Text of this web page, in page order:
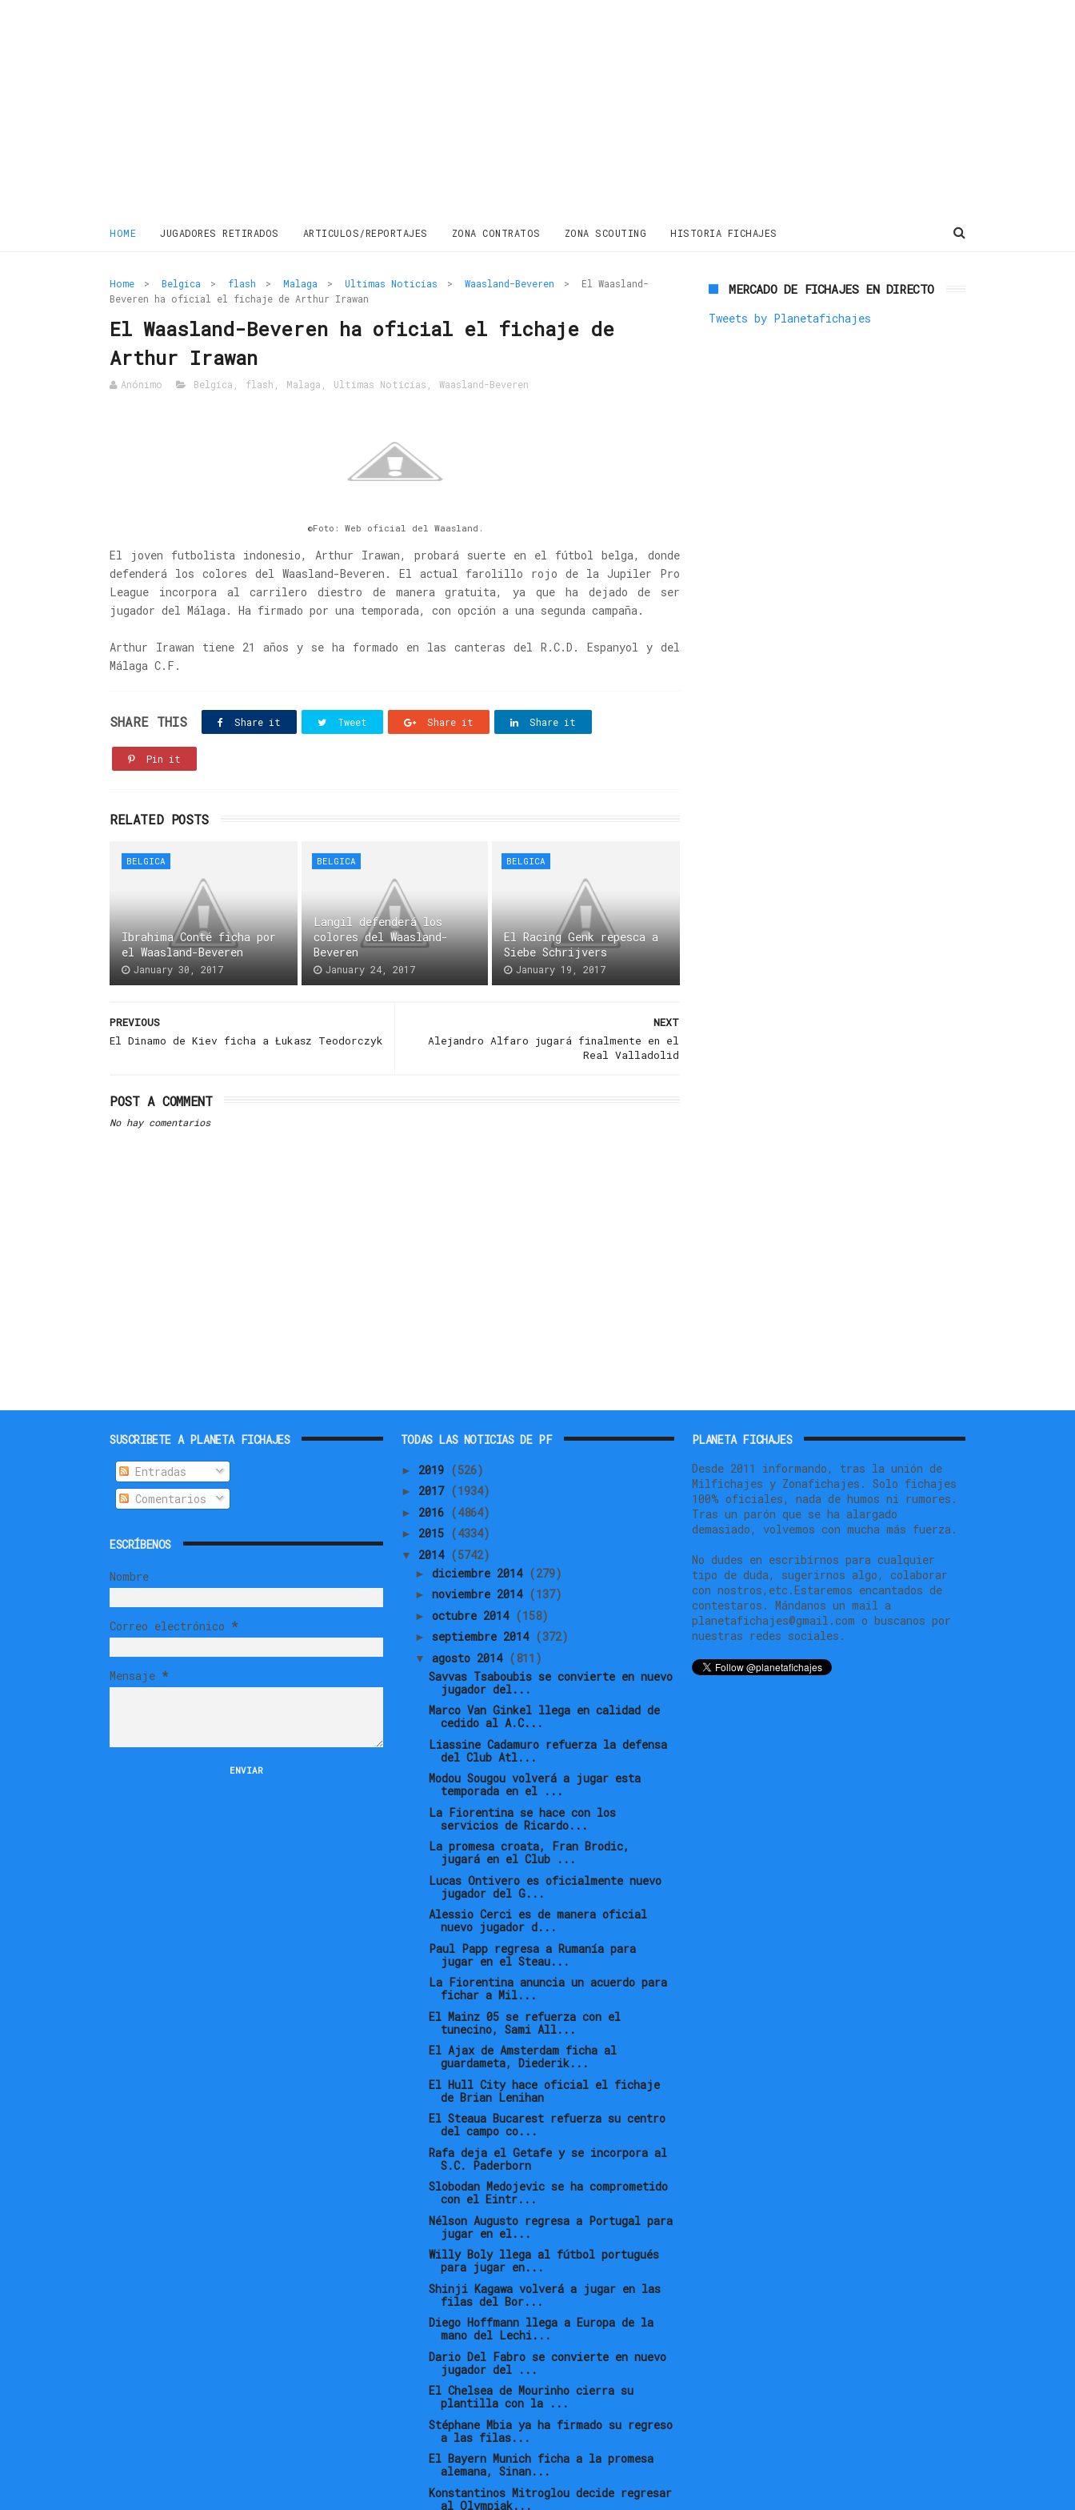
HOME JUGADORES RETIRADOS ARTICULOS/REPORTAJES ZONA CONTRATOS ZONA SCOUTING HISTORIA FICHAJES
Home > Belgica > flash > Malaga > Ultimas Noticias > Waasland-Beveren >
El Waasland-
Beveren ha oficial el fichaje de Arthur Irawan
El Waasland-Beveren ha oficial el fichaje de
Arthur Irawan
Anónimo Belgica flash Malaga Ultimas Noticias Waasland-Beveren
©Foto: Web oficial del Waasland.
El joven futbolista indonesio, Arthur Irawan, probará suerte en el fútbol belga, donde
defenderá los colores del Waasland-Beveren. El actual farolillo rojo de la Jupiler Pro
League incorpora al carrilero diestro de manera gratuita, ya que ha dejado de ser
jugador del Málaga. Ha firmado por una temporada, con opción a una segunda campaña.
Arthur Irawan tiene 21 años y se ha formado en las canteras del R.C.D. Espanyol y del
Málaga C.F.
SHARE THIS Share it Tweet Share it Share it
Pin it
RELATED POSTS
BELGICA
Ibrahima Conté ficha por
el Waasland-Beveren
January 30, 2017
BELGICA
Langil defenderá los
colores del Waasland-
Beveren
January 24, 2017
BELGICA
El Racing Genk repesca a
Siebe Schrijvers
January 19, 2017
NEXT
Alejandro Alfaro jugará finalmente en el
Real Valladolid
PREVIOUS
El Dinamo de Kiev ficha a Łukasz Teodorczyk
POST A COMMENT
No hay comentarios
MERCADO DE FICHAJES EN DIRECTO
Tweets by Planetafichajes
SUSCRIBETE A PLANETA FICHAJES
Entradas
Comentarios
ESCRÍBENOS
Nombre
Correo electrónico *
Mensaje *
TODAS LAS NOTICIAS DE PF
► 2019 (526)
► 2017 (1934)
► 2016 (4864)
► 2015 (4334)
▼ 2014 (5742)
► diciembre 2014 (279)
► noviembre 2014 (137)
► octubre 2014 (158)
► septiembre 2014 (372)
▼ agosto 2014 (811)
Savvas Tsaboubis se convierte en nuevo
jugador del...
Marco Van Ginkel llega en calidad de
cedido al A.C...
Liassine Cadamuro refuerza la defensa
del Club Atl...
Modou Sougou volverá a jugar esta
temporada en el ...
La Fiorentina se hace con los
servicios de Ricardo...
La promesa croata, Fran Brodic,
jugará en el Club ...
Lucas Ontivero es oficialmente nuevo
jugador del G...
Alessio Cerci es de manera oficial
nuevo jugador d...
Paul Papp regresa a Rumanía para
jugar en el Steau...
La Fiorentina anuncia un acuerdo para
fichar a Mil...
El Mainz 05 se refuerza con el
tunecino, Sami All...
El Ajax de Amsterdam ficha al
guardameta, Diederik...
El Hull City hace oficial el fichaje
de Brian Lenihan
El Steaua Bucarest refuerza su centro
del campo co...
Rafa deja el Getafe y se incorpora al
S.C. Paderborn
Slobodan Medojevic se ha comprometido
con el Eintr...
Nélson Augusto regresa a Portugal para
jugar en el...
Willy Boly llega al fútbol portugués
para jugar en...
Shinji Kagawa volverá a jugar en las
filas del Bor...
Diego Hoffmann llega a Europa de la
mano del Lechi...
Dario Del Fabro se convierte en nuevo
jugador del ...
El Chelsea de Mourinho cierra su
plantilla con la ...
Stéphane Mbia ya ha firmado su regreso
a las filas...
El Bayern Munich ficha a la promesa
alemana, Sinan...
Konstantinos Mitroglou decide regresar
al Olympiak...
PLANETA FICHAJES
Desde 2011 informando, tras la unión de
Milfichajes y Zonafichajes. Solo fichajes
100% oficiales, nada de humos ni rumores.
Tras un parón que se ha alargado
demasiado, volvemos con mucha más fuerza.
No dudes en escribírnos para cualquier
tipo de duda, sugerirnos algo, colaborar
con nostros,etc.Estaremos encantados de
contestaros. Mándanos un mail a
planetafichajes@gmail.com o buscanos por
nuestras redes sociales.